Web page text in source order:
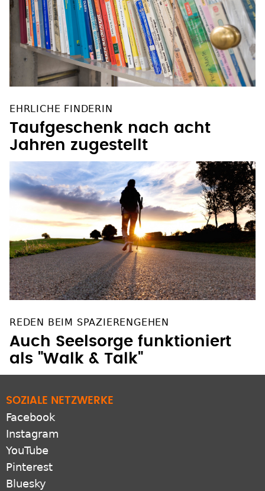
EHRLICHE FINDERIN
Taufgeschenk nach acht
Jahren zugestellt
REDEN BEIM SPAZIERENGEHEN
Auch Seelsorge funktioniert
als "Walk & Talk"
SOZIALE NETZWERKE
Facebook
Instagram
YouTube
Pinterest
Bluesky